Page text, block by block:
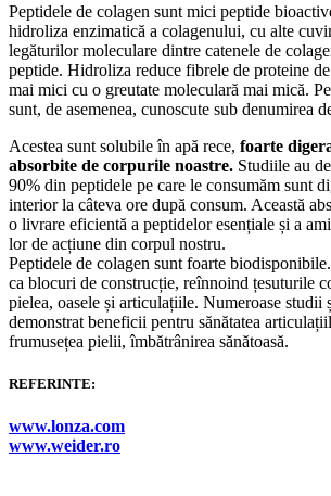
Peptidele de colagen sunt mici peptide
hidroliza enzimatică a colagenului, cu alte
legăturilor moleculare dintre catenele de
peptide. Hidroliza reduce fibrele de proteine
mai mici cu o greutate moleculară mai mică.
sunt, de asemenea, cunoscute sub denumirea
Acestea sunt solubile în apă rece, foarte
absorbite de corpurile noastre. Studiile au
90% din peptidele pe care le consumăm sunt
interior la câteva ore după consum. Această
o livrare eficientă a peptidelor esențiale și a
lor de acțiune din corpul nostru.
Peptidele de colagen sunt foarte
ca blocuri de construcție, reînnoind țesuturile
pielea, oasele și articulațiile. Numeroase studii
demonstrat beneficii pentru sănătatea
frumusețea pielii, îmbătrânirea sănătoasă.
REFERINTE:
www.lonza.com
www.weider.ro